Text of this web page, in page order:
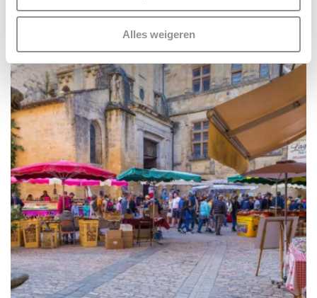
scannen op specifieke eigenschappen (fingerprinting)
verwerkt en stel uw voorkeuren in het
U kunt uw toestemming op elk moment wijzigen of
intrekken in de Cookieverklaring.
Kijk vooral rond en laat je inspireren. Voordat je dat doet,
informeren we je over het gebruik vananalytische en
functionele cookies om je een optimale
gebruikerservaring te bieden. Ook plaatsen wij cookies
van derde partijen om gepersonaliseerde advertenties te
tonen en/of de inhoud van de advertenties op je
voorkeuren af te stemmen. Je kunt je voorkeuren
beheren via ‘Zelf instellen’. Klik je op ‘Accepteren en
doorgaan’ dan ga je akkoord met het gebruik van alle
cookies zoals omschreven in onzeCookieverklaring.
Alles weigeren
Urlaub im Lot: 10 Tipps
29. AUGUST 2023